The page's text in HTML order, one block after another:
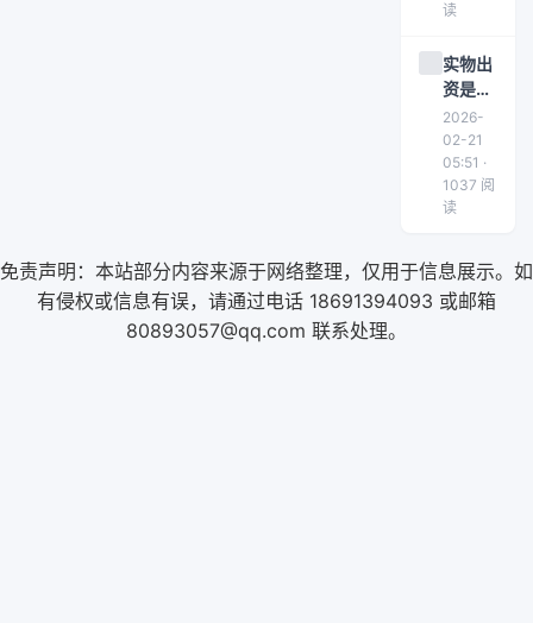
读
实物出
资是否
需缴纳
印花税
及税务
处理详
解
2026-
02-21
05:51 ·
1037 阅
读
免责声明：本站部分内容来源于网络整理，仅用于信息展示。如
有侵权或信息有误，请通过电话 18691394093 或邮箱
80893057@qq.com 联系处理。